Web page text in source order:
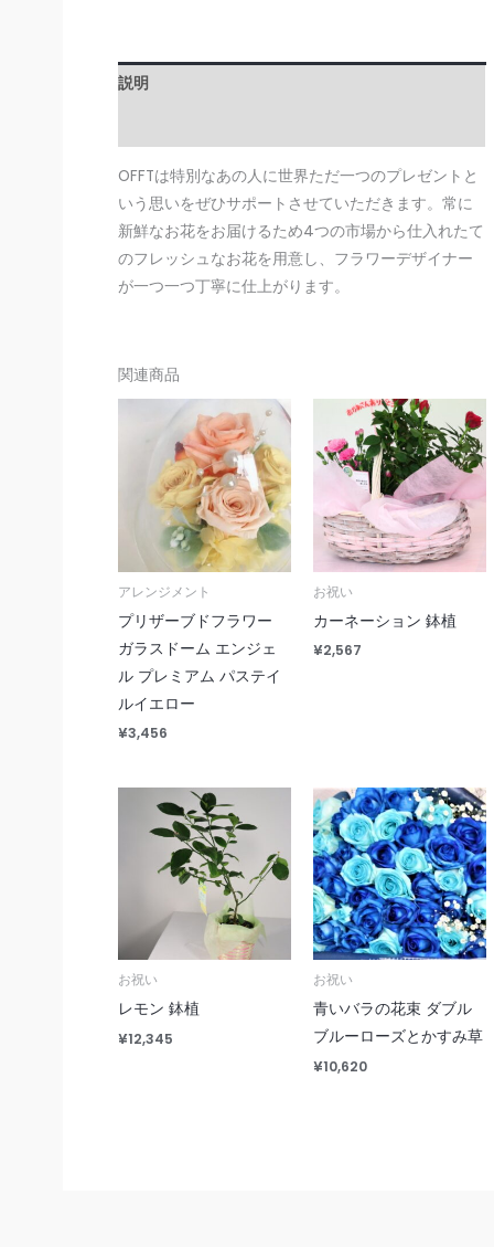
フ
ラ
ー
リ
ー
ス
イ
エ
個
説明
OFFTは特別なあの人に世界ただ一つのプレゼントと
いう思いをぜひサポートさせていただきます。常に
新鮮なお花をお届けるため4つの市場から仕入れたて
のフレッシュなお花を用意し、フラワーデザイナー
が一つ一つ丁寧に仕上がります。
関連商品
アレンジメント
プリザーブドフラワー
ガラスドーム エンジェ
ル プレミアム パステイ
ルイエロー
¥3,456
お祝い
カーネーション 鉢植
¥2,567
お祝い
レモン 鉢植
¥12,345
お祝い
青いバラの花束 ダブル
ブルーローズとかすみ草
¥10,620